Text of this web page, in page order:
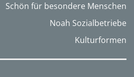
Schön für besondere Menschen
Noah Sozialbetriebe
Kulturformen